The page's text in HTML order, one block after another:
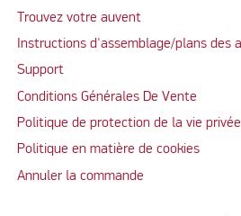
Trouvez votre auvent
Instructions d'assemblage/plans des
Support
Conditions Générales De Vente
Politique de protection de la vie privée
Politique en matière de cookies
Annuler la commande